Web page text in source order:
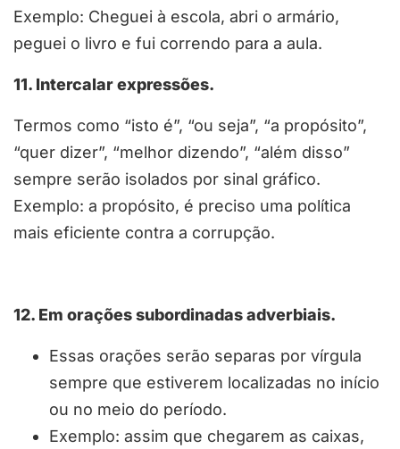
Exemplo: Cheguei à escola, abri o armário,
peguei o livro e fui correndo para a aula.
11. Intercalar expressões.
Termos como “isto é”, “ou seja”, “a propósito”,
“quer dizer”, “melhor dizendo”, “além disso”
sempre serão isolados por sinal gráfico.
Exemplo: a propósito, é preciso uma política
mais eficiente contra a corrupção.
12. Em orações subordinadas adverbiais.
Essas orações serão separas por vírgula
sempre que estiverem localizadas no início
ou no meio do período.
Exemplo: assim que chegarem as caixas,